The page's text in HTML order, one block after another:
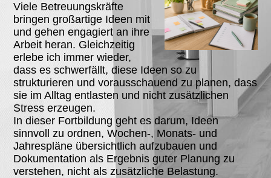
Viele Betreuungskräfte
bringen großartige Ideen mit
und gehen engagiert an ihre
Arbeit heran. Gleichzeitig
erlebe ich immer wieder,
dass es schwerfällt, diese Ideen so zu
strukturieren und vorausschauend zu planen, dass
sie im Alltag entlasten und nicht zusätzlichen
Stress erzeugen.
In dieser Fortbildung geht es darum, Ideen
sinnvoll zu ordnen, Wochen-, Monats- und
Jahrespläne übersichtlich aufzubauen und
Dokumentation als Ergebnis guter Planung zu
verstehen, nicht als zusätzliche Belastung.